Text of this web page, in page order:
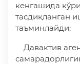
кенгашида
тасдиқланган
таъминлайди;
Давактив